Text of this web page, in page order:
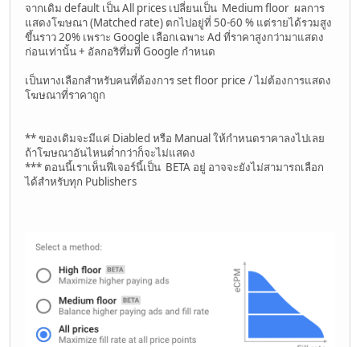
จากเดิม default เป็น All prices เปลี่ยนเป็น Medium floor ผลการ
แสดงโฆษณา (Matched rate) ตกไปอยู่ที่ 50-60 % แต่รายได้รวมสูง
ขึ้นราว 20% เพราะ Google เลือกเฉพาะ Ad ที่ราคาสูงกว่ามาแสดง
ก่อนเท่านั้น + อัลกอริทึ่มที่ Google กำหนด
เป็นทางเลือกสำหรับคนที่ต้องการ set floor price / ไม่ต้องการแสดง
โฆษณาที่ราคาถูก
** ของเดิมจะมีแค่ Diabled หรือ Manual ให้กำหนดราคาลงไปเลย
ถ้าโฆษณาอันไหนต่ำกว่าก็จะไม่แสดง
*** ตอนนี้เราเห็นฟีเจอร์นี้เป็น BETA อยู่ อาจจะยังไม่สามารถเลือก
ได้สำหรับทุก Publishers